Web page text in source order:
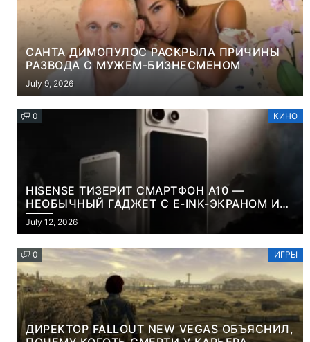
САНТА ДИМОПУЛОС РАСКРЫЛА ПРИЧИНЫ
РАЗВОДА С МУЖЕМ-БИЗНЕСМЕНОМ
July 9, 2026
0 КИНО
HISENSE ТИЗЕРИТ СМАРТФОН A10 —
НЕОБЫЧНЫЙ ГАДЖЕТ С E-INK-ЭКРАНОМ И
СЪЕМНОЙ LCD-ПАНЕЛЬЮ ДЛЯ ЦВЕТНОГО
КОНТЕНТА И СОЦСЕТЕЙ
July 12, 2026
0 ИГРЫ
ДИРЕКТОР FALLOUT NEW VEGAS ОБЪЯСНИЛ,